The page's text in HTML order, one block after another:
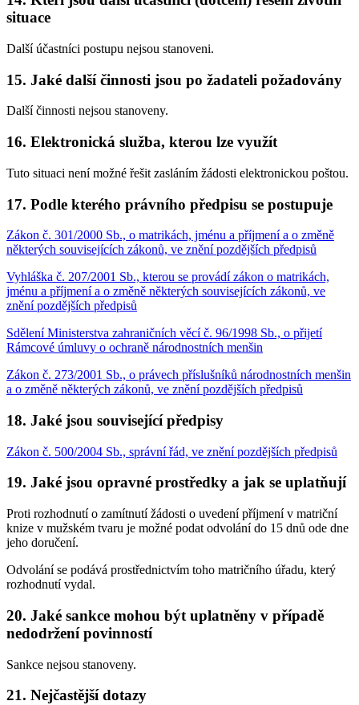
situace
Další účastníci postupu nejsou stanoveni.
15. Jaké další činnosti jsou po žadateli požadovány
Další činnosti nejsou stanoveny.
16. Elektronická služba, kterou lze využít
Tuto situaci není možné řešit zasláním žádosti elektronickou poštou.
17. Podle kterého právního předpisu se postupuje
Zákon č. 301/2000 Sb., o matrikách, jménu a příjmení a o změně
některých souvisejících zákonů, ve znění pozdějších předpisů
Vyhláška č. 207/2001 Sb., kterou se provádí zákon o matrikách,
jménu a příjmení a o změně některých souvisejících zákonů, ve
znění pozdějších předpisů
Sdělení Ministerstva zahraničních věcí č. 96/1998 Sb., o přijetí
Rámcové úmluvy o ochraně národnostních menšin
Zákon č. 273/2001 Sb., o právech příslušníků národnostních menšin
a o změně některých zákonů, ve znění pozdějších předpisů
18. Jaké jsou související předpisy
Zákon č. 500/2004 Sb., správní řád, ve znění pozdějších předpisů
19. Jaké jsou opravné prostředky a jak se uplatňují
Proti rozhodnutí o zamítnutí žádosti o uvedení příjmení v matriční
knize v mužském tvaru je možné podat odvolání do 15 dnů ode dne
jeho doručení.
Odvolání se podává prostřednictvím toho matričního úřadu, který
rozhodnutí vydal.
20. Jaké sankce mohou být uplatněny v případě
nedodržení povinností
Sankce nejsou stanoveny.
21. Nejčastější dotazy